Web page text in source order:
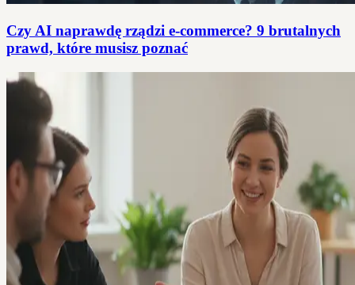
Czy AI naprawdę rządzi e-commerce? 9 brutalnych
prawd, które musisz poznać